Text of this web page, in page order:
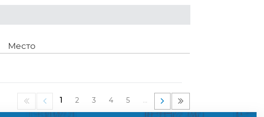
Место
1 2 3 4 5 …